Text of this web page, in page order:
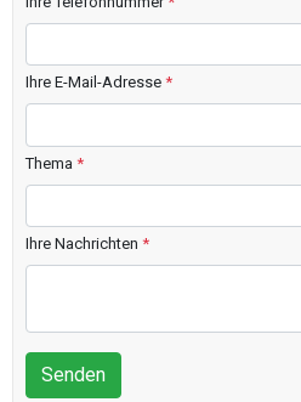
Ihre E-Mail-Adresse *
Thema *
Ihre Nachrichten *
Senden